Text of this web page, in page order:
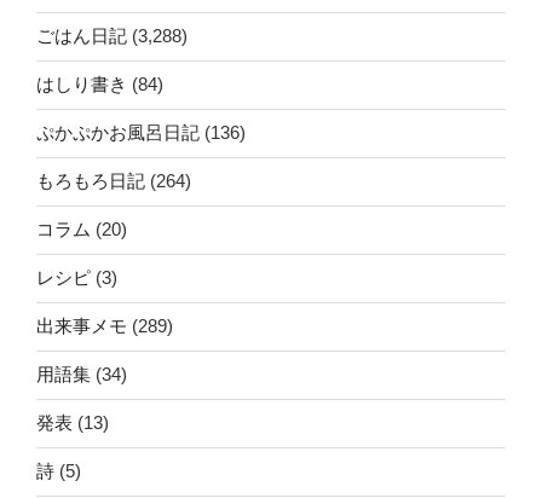
ごはん日記 (3,288)
はしり書き (84)
ぷかぷかお風呂日記 (136)
もろもろ日記 (264)
コラム (20)
レシピ (3)
出来事メモ (289)
用語集 (34)
発表 (13)
詩 (5)